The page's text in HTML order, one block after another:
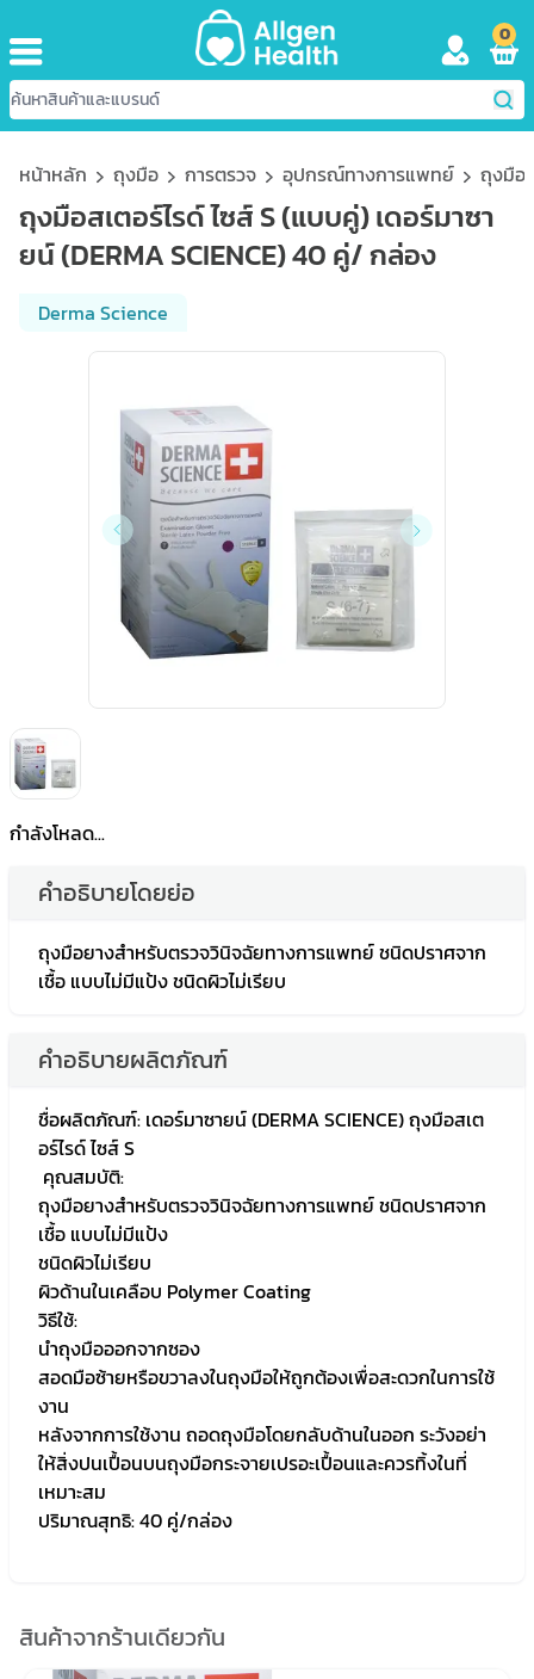
0
หน้าหลัก ถุงมือ การตรวจ อุปกรณ์ทางการแพทย์ ถุงมือ
ถุงมือสเตอร์ไรด์ ไซส์ S (แบบคู่) เดอร์มาซา
ยน์ (DERMA SCIENCE) 40 คู่/ กล่อง
Derma Science
กำลังโหลด...
คำอธิบายโดยย่อ
ถุงมือยางสำหรับตรวจวินิจฉัยทางการแพทย์ ชนิดปราศจาก
เชื้อ แบบไม่มีแป้ง ชนิดผิวไม่เรียบ
คำอธิบายผลิตภัณฑ์
ชื่อผลิตภัณฑ์: เดอร์มาซายน์ (DERMA SCIENCE) ถุงมือสเต
อร์ไรด์ ไซส์ S
คุณสมบัติ:
ถุงมือยางสำหรับตรวจวินิจฉัยทางการแพทย์ ชนิดปราศจาก
เชื้อ แบบไม่มีแป้ง
ชนิดผิวไม่เรียบ
ผิวด้านในเคลือบ Polymer Coating
วิธีใช้:
นำถุงมือออกจากซอง
สอดมือซ้ายหรือขวาลงในถุงมือให้ถูกต้องเพื่อสะดวกในการใช้
งาน
หลังจากการใช้งาน ถอดถุงมือโดยกลับด้านในออก ระวังอย่า
ให้สิ่งปนเปื้อนบนถุงมือกระจายเปรอะเปื้อนและควรทิ้งในที่
เหมาะสม
ปริมาณสุทธิ: 40 คู่/กล่อง
สินค้าจากร้านเดียวกัน